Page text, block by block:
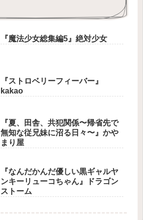
『魔法少女総集編5』絶対少女
『ストロベリーフィーバー』
kakao
『夏、田舎、共犯関係〜帰省先で
無知な従兄妹に沼る日々〜』かや
まり屋
『なんだかんだ優しい黒ギャルヤ
ンキーリューコちゃん』ドラゴン
ストーム